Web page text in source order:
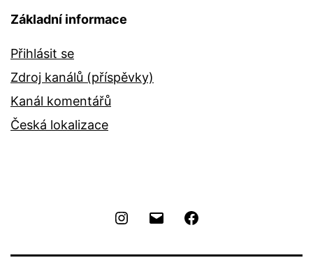
Základní informace
Přihlásit se
Zdroj kanálů (příspěvky)
Kanál komentářů
Česká lokalizace
InstagramEmail